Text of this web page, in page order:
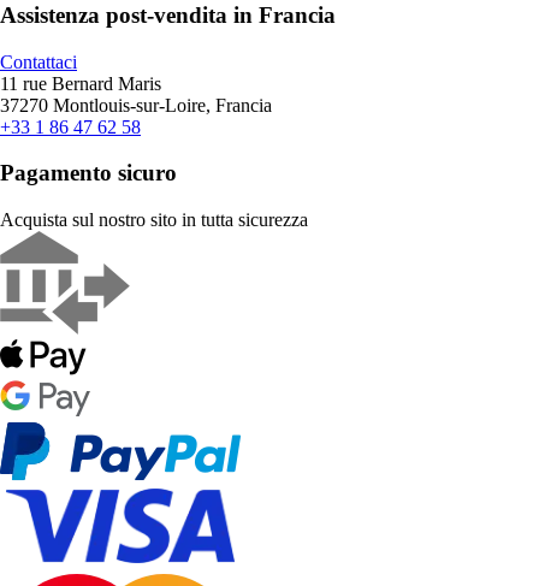
Assistenza post-vendita in Francia
Contattaci
11 rue Bernard Maris
37270 Montlouis-sur-Loire, Francia
+33 1 86 47 62 58
Pagamento sicuro
Acquista sul nostro sito in tutta sicurezza